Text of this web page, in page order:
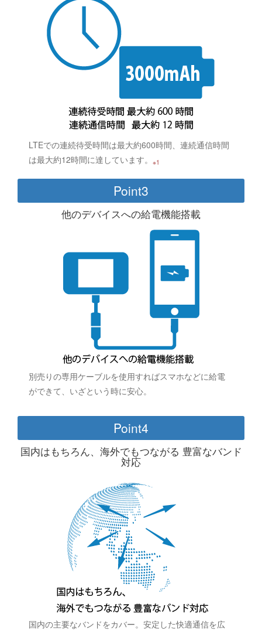
LTEでの連続待受時間は最大約600時間、連続通信時間
は最大約12時間に達しています。
※1
Point3
他のデバイスへの給電機能搭載
別売りの専用ケーブルを使用すればスマホなどに給電
ができて、いざという時に安心。
Point4
国内はもちろん、海外でもつながる 豊富なバンド
対応
国内の主要なバンドをカバー。安定した快適通信を広